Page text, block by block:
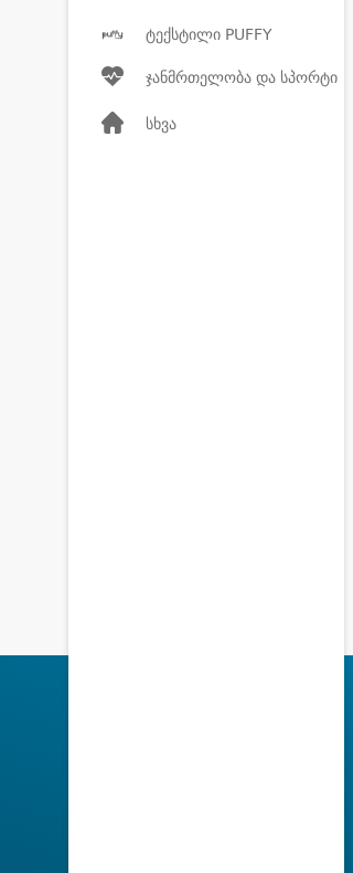
ტექსტილი PUFFY
ჯანმრთელობა და სპორტი
სხვა